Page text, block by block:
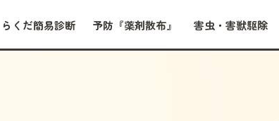
らくだ簡易診断 予防『薬剤散布』 害虫・害獣駆除